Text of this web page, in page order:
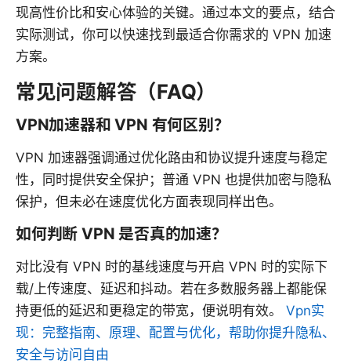
现高性价比和安心体验的关键。通过本文的要点，结合
实际测试，你可以快速找到最适合你需求的 VPN 加速
方案。
常见问题解答（FAQ）
VPN加速器和 VPN 有何区别？
VPN 加速器强调通过优化路由和协议提升速度与稳定
性，同时提供安全保护；普通 VPN 也提供加密与隐私
保护，但未必在速度优化方面表现同样出色。
如何判断 VPN 是否真的加速？
对比没有 VPN 时的基线速度与开启 VPN 时的实际下
载/上传速度、延迟和抖动。若在多数服务器上都能保
持更低的延迟和更稳定的带宽，便说明有效。 Vpn实
现：完整指南、原理、配置与优化，帮助你提升隐私、
安全与访问自由